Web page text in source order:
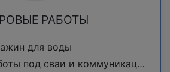
РАБОТЫ
для воды
под сваи и коммуникации